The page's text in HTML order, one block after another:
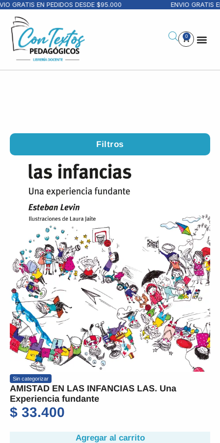
EN PEDIDOS DESDE $95.000 ENVIO GRATIS EN
0
Filtros
Sin categorizar
AMISTAD EN LAS INFANCIAS LAS. Una
Experiencia fundante
$ 33.400
Agregar al carrito